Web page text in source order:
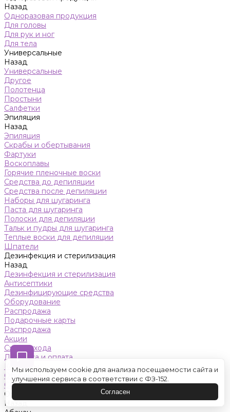
Назад
Одноразовая продукция
Для головы
Для рук и ног
Для тела
Универсальные
Назад
Универсальные
Другое
Полотенца
Простыни
Салфетки
Эпиляция
Назад
Эпиляция
Скрабы и обертывания
Фартуки
Воскоплавы
Горячие пленочные воски
Средства до депиляции
Средства после депиляции
Наборы для шугаринга
Паста для шугаринга
Полоски для депиляции
Тальк и пудры для шугаринга
Теплые воски для депиляции
Шпатели
Дезинфекция и стерилизация
Назад
Дезинфекция и стерилизация
Антисептики
Дезинфицирующие средства
Оборудование
Распродажа
Подарочные карты
Распродажа
Акции
Схемы ухода
Доставка и оплата
Контакты
Обучение
Салон красоты
Оренбург
Назад
Мы используем cookie для анализа посещаемости сайта и
улучшения сервиса в соответствии с ФЗ-152.
Согласен